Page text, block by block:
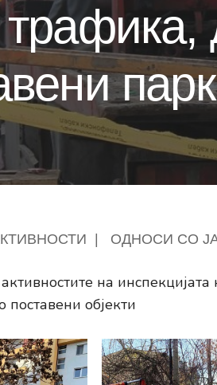
ОДНОСИ СО
на
објекти